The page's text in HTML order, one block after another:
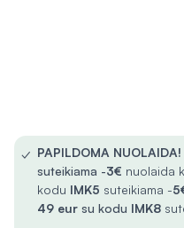
✓ PAPILDOMA NUOLAIDA!
suteikiama -3€ nuolaida
kodu IMK5 suteikiama -
49 eur su kodu IMK8